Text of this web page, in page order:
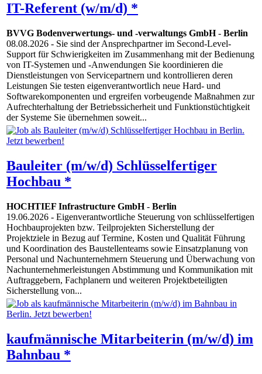
IT-Referent (w/m/d) *
BVVG Bodenverwertungs- und -verwaltungs GmbH- Berlin
08.08.2026 - Sie sind der Ansprechpartner im Second-Level-
Support für Schwierigkeiten im Zusammenhang mit der Bedienung
von IT-Systemen und -Anwendungen Sie koordinieren die
Dienstleistungen von Servicepartnern und kontrollieren deren
Leistungen Sie testen eigenverantwortlich neue Hard- und
Softwarekomponenten und ergreifen vorbeugende Maßnahmen zur
Aufrechterhaltung der Betriebssicherheit und Funktionstüchtigkeit
der Systeme Sie übernehmen soweit...
Bauleiter (m/w/d) Schlüsselfertiger
Hochbau *
HOCHTIEF Infrastructure GmbH- Berlin
19.06.2026 - Eigenverantwortliche Steuerung von schlüsselfertigen
Hochbauprojekten bzw. Teilprojekten Sicherstellung der
Projektziele in Bezug auf Termine, Kosten und Qualität Führung
und Koordination des Baustellenteams sowie Einsatzplanung von
Personal und Nachunternehmern Steuerung und Überwachung von
Nachunternehmerleistungen Abstimmung und Kommunikation mit
Auftraggebern, Fachplanern und weiteren Projektbeteiligten
Sicherstellung von...
kaufmännische Mitarbeiterin (m/w/d) im
Bahnbau *